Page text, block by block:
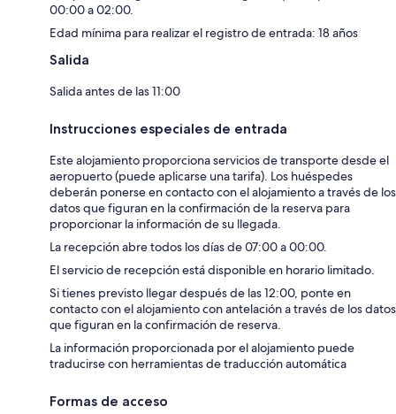
00:00 a 02:00.
Edad mínima para realizar el registro de entrada: 18 años
Salida
Salida antes de las 11:00
Instrucciones especiales de entrada
Este alojamiento proporciona servicios de transporte desde el
aeropuerto (puede aplicarse una tarifa). Los huéspedes
deberán ponerse en contacto con el alojamiento a través de los
datos que figuran en la confirmación de la reserva para
proporcionar la información de su llegada.
La recepción abre todos los días de 07:00 a 00:00.
El servicio de recepción está disponible en horario limitado.
Si tienes previsto llegar después de las 12:00, ponte en
contacto con el alojamiento con antelación a través de los datos
que figuran en la confirmación de reserva.
La información proporcionada por el alojamiento puede
traducirse con herramientas de traducción automática
Formas de acceso